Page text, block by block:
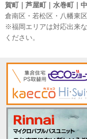
賀町｜芦屋町｜水巻町｜
倉南区・若松区・八幡東
※福岡エリアは対応出来
ください。